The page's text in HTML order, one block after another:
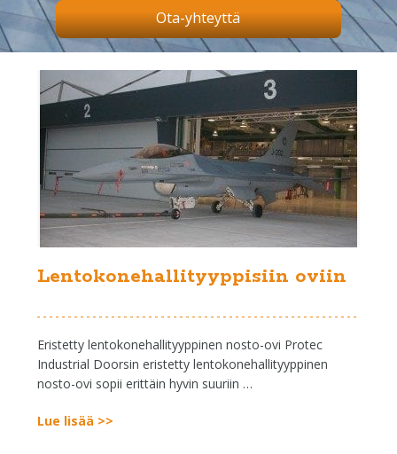
Ota-yhteyttä
Lentokonehallityyppisiin oviin
Eristetty lentokonehallityyppinen nosto-ovi Protec
Industrial Doorsin eristetty lentokonehallityyppinen
nosto-ovi sopii erittäin hyvin suuriin …
Lue lisää >>